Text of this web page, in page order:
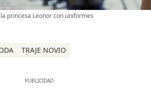
la princesa Leonor con uniformes
TRAJE NOVIO